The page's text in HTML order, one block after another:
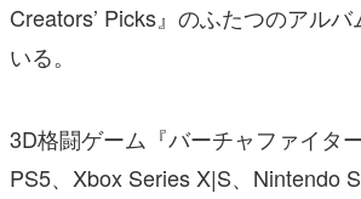
Creators’ Picks』のふたつのアル
いる。
3D格闘ゲーム『バーチャファイタ
PS5、Xbox Series X|S、Nintendo